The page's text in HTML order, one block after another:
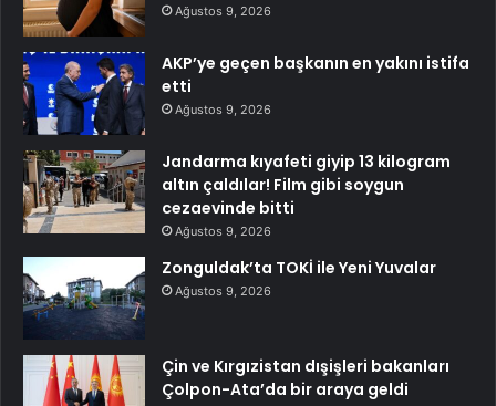
Ağustos 9, 2026
AKP’ye geçen başkanın en yakını istifa
etti
Ağustos 9, 2026
Jandarma kıyafeti giyip 13 kilogram
altın çaldılar! Film gibi soygun
cezaevinde bitti
Ağustos 9, 2026
Zonguldak’ta TOKİ ile Yeni Yuvalar
Ağustos 9, 2026
Çin ve Kırgızistan dışişleri bakanları
Çolpon-Ata’da bir araya geldi